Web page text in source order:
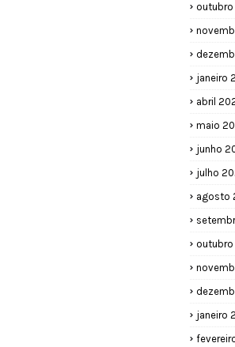
outubro
janeiro
abril
maio
junho
julho
agosto
janeiro